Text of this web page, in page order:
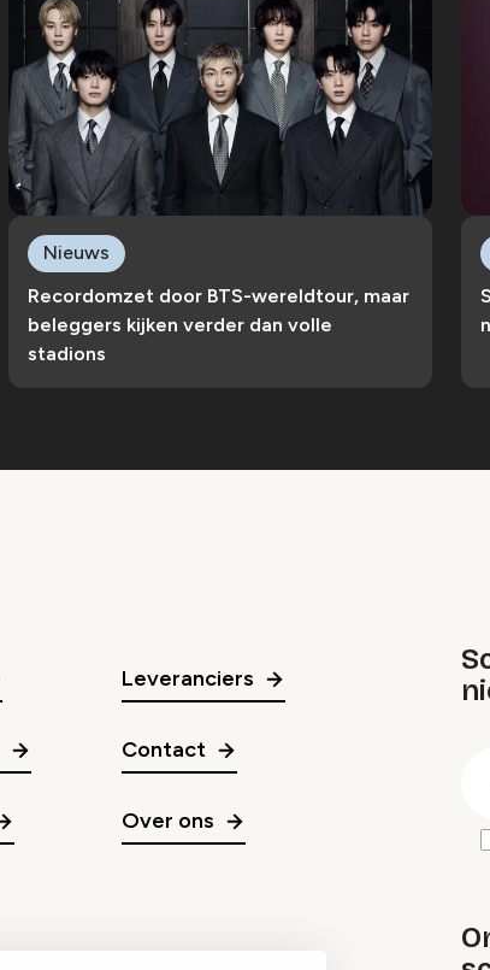
Recordomzet door BTS-wereldtour, maar
beleggers kijken verder dan volle
stadions
Nieuws
Leveranciers
Contact
Over ons